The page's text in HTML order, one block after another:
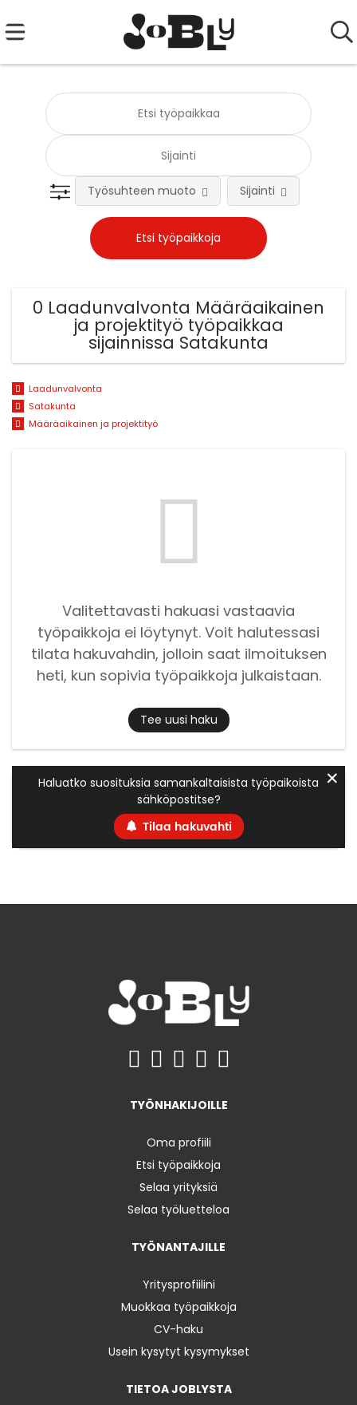
Työsuhteen muoto Sijainti
0 Laadunvalvonta Määräaikainen
ja projektityö työpaikkaa
sijainnissa Satakunta
Laadunvalvonta
Satakunta
Määräaikainen ja projektityö
Valitettavasti hakuasi vastaavia
työpaikkoja ei löytynyt. Voit halutessasi
tilata hakuvahdin, jolloin saat ilmoituksen
heti, kun sopivia työpaikkoja julkaistaan.
Tee uusi haku
Haluatko suosituksia samankaltaisista työpaikoista
sähköpostitse?
Tilaa hakuvahti
✕
TYÖNHAKIJOILLE
Oma profiili
Etsi työpaikkoja
Selaa yrityksiä
Selaa työluetteloa
TYÖNANTAJILLE
Yritysprofiilini
Muokkaa työpaikkoja
CV-haku
Usein kysytyt kysymykset
TIETOA JOBLYSTA